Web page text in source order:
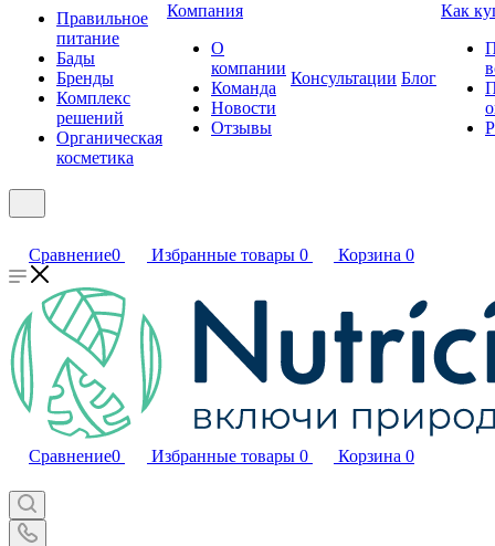
Правильное
питание
Бады
Бренды
Комплекс
решений
Органическая
косметика
Компания
О
компании
Команда
Новости
Отзывы
Консультации Блог
Как
Сравнение0 Избранные товары 0 Корзина 0
Сравнение0 Избранные товары 0 Корзина 0